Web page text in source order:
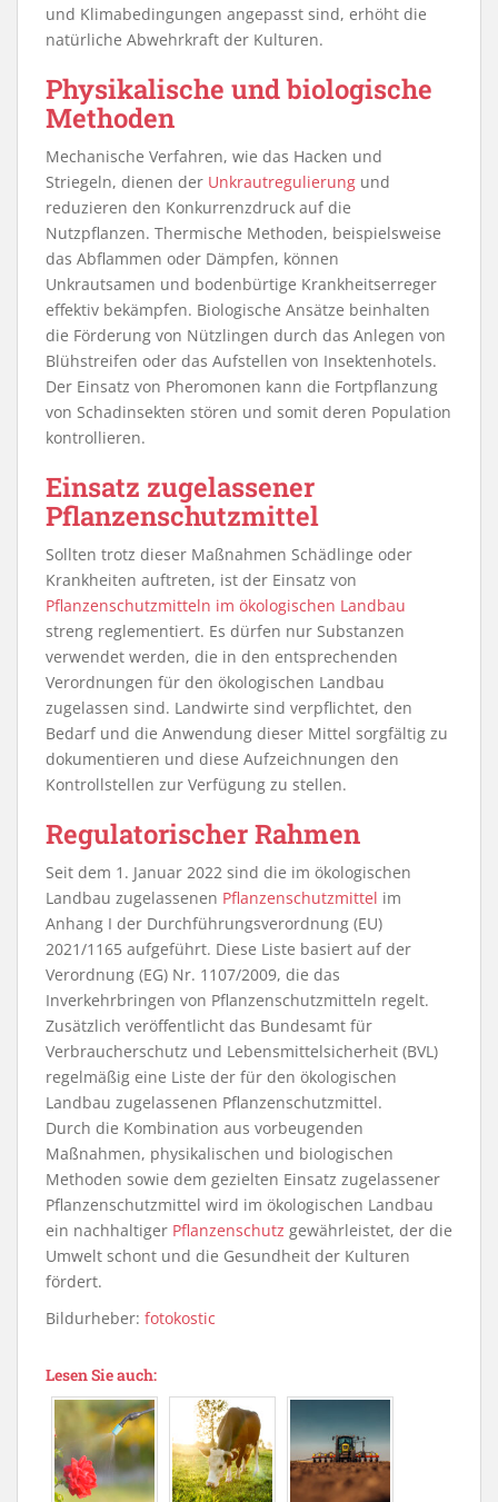
und Klimabedingungen angepasst sind, erhöht die
natürliche Abwehrkraft der Kulturen.
Physikalische und biologische
Methoden
Mechanische Verfahren, wie das Hacken und
Striegeln, dienen der Unkrautregulierung und
reduzieren den Konkurrenzdruck auf die
Nutzpflanzen. Thermische Methoden, beispielsweise
das Abflammen oder Dämpfen, können
Unkrautsamen und bodenbürtige Krankheitserreger
effektiv bekämpfen. Biologische Ansätze beinhalten
die Förderung von Nützlingen durch das Anlegen von
Blühstreifen oder das Aufstellen von Insektenhotels.
Der Einsatz von Pheromonen kann die Fortpflanzung
von Schadinsekten stören und somit deren Population
kontrollieren.
Einsatz zugelassener
Pflanzenschutzmittel
Sollten trotz dieser Maßnahmen Schädlinge oder
Krankheiten auftreten, ist der Einsatz von
Pflanzenschutzmitteln im ökologischen Landbau
streng reglementiert. Es dürfen nur Substanzen
verwendet werden, die in den entsprechenden
Verordnungen für den ökologischen Landbau
zugelassen sind. Landwirte sind verpflichtet, den
Bedarf und die Anwendung dieser Mittel sorgfältig zu
dokumentieren und diese Aufzeichnungen den
Kontrollstellen zur Verfügung zu stellen.
Regulatorischer Rahmen
Seit dem 1. Januar 2022 sind die im ökologischen
Landbau zugelassenen Pflanzenschutzmittel im
Anhang I der Durchführungsverordnung (EU)
2021/1165 aufgeführt. Diese Liste basiert auf der
Verordnung (EG) Nr. 1107/2009, die das
Inverkehrbringen von Pflanzenschutzmitteln regelt.
Zusätzlich veröffentlicht das Bundesamt für
Verbraucherschutz und Lebensmittelsicherheit (BVL)
regelmäßig eine Liste der für den ökologischen
Landbau zugelassenen Pflanzenschutzmittel.
Durch die Kombination aus vorbeugenden
Maßnahmen, physikalischen und biologischen
Methoden sowie dem gezielten Einsatz zugelassener
Pflanzenschutzmittel wird im ökologischen Landbau
ein nachhaltiger Pflanzenschutz gewährleistet, der die
Umwelt schont und die Gesundheit der Kulturen
fördert.
Bildurheber: fotokostic
Lesen Sie auch: